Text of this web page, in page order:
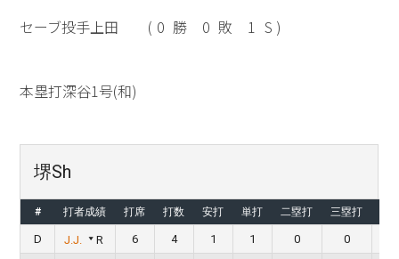
セーブ投手上田 ( 0 勝 0 敗 1 S )
本塁打深谷1号(和)
堺Sh
# 打者成績 打席 打数 安打 単打 二塁打 三塁打
D J.J. R 6 4 1 1 0 0